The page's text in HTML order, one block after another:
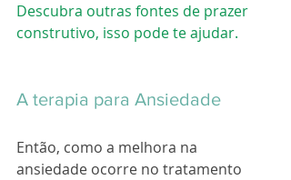
Descubra outras fontes de prazer
construtivo, isso pode te ajudar.
A terapia para Ansiedade
Então, como a melhora na
ansiedade ocorre no tratamento